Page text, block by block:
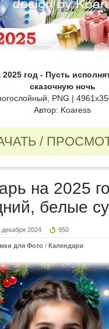
год - Пусть
сказочную ночь
PNG |
Автор: Koaress
/
на 2025
белые
декабря 2024 950
для Фото / Календари